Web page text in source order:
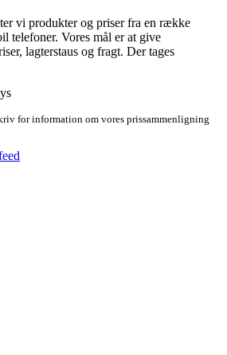
vi produkter og priser fra en række
telefoner. Vores mål er at give
lagterstaus og fragt. Der tages
for information om vores prissammenligning